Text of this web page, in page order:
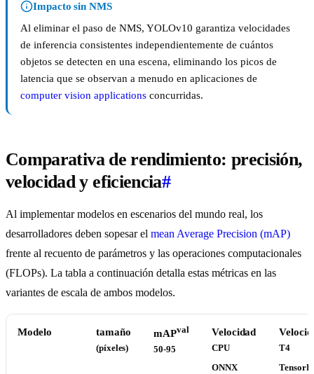
Impacto sin NMS
Al eliminar el paso de NMS, YOLOv10 garantiza velocidades
de inferencia consistentes independientemente de cuántos
objetos se detecten en una escena, eliminando los picos de
latencia que se observan a menudo en aplicaciones de
computer vision applications concurridas.
Comparativa de rendimiento: precisión,
velocidad y eficiencia#
Al implementar modelos en escenarios del mundo real, los
desarrolladores deben sopesar el mean Average Precision (mAP)
frente al recuento de parámetros y las operaciones computacionales
(FLOPs). La tabla a continuación detalla estas métricas en las
variantes de escala de ambos modelos.
Modelo tamaño
(píxeles)
mAPval
50-95
Velocidad
CPU
ONNX
T4